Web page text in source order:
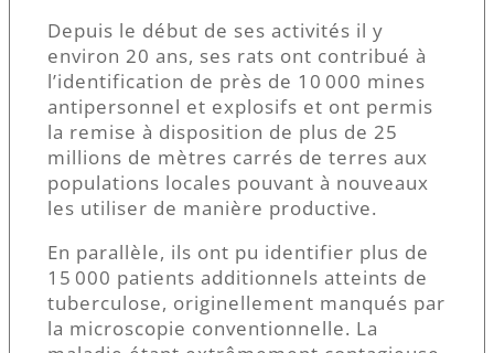
Depuis le début de ses activités il y
environ 20 ans, ses rats ont contribué à
l’identification de près de 10 000 mines
antipersonnel et explosifs et ont permis
la remise à disposition de plus de 25
millions de mètres carrés de terres aux
populations locales pouvant à nouveaux
les utiliser de manière productive.
En parallèle, ils ont pu identifier plus de
15 000 patients additionnels atteints de
tuberculose, originellement manqués par
la microscopie conventionnelle. La